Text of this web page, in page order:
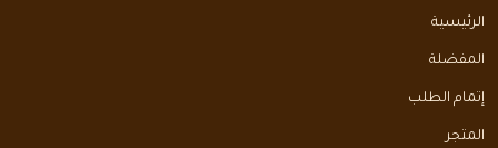
الرئيسية
المفضلة
إتمام الطلب
المتجر